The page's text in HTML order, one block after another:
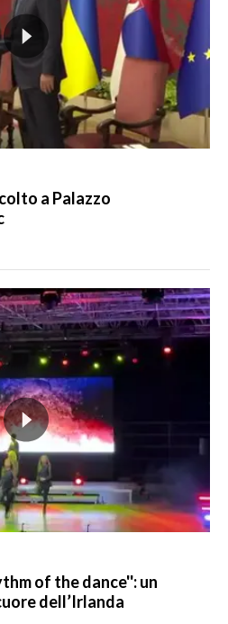
a Palazzo
of the dance'': un
dell’Irlanda